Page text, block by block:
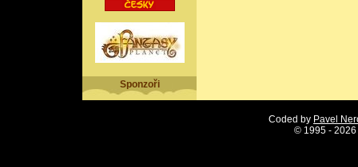
Sponzoři
Coded by Pavel
© 1995 -